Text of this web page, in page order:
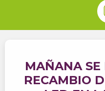
MAÑANA SE
RECAMBIO